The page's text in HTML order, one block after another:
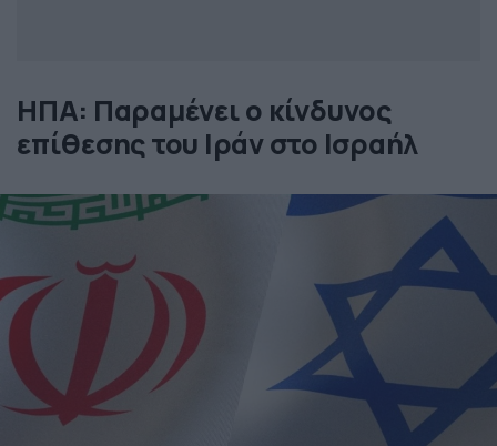
ΗΠΑ: Παραμένει ο κίνδυνος
επίθεσης του Ιράν στο Ισραήλ